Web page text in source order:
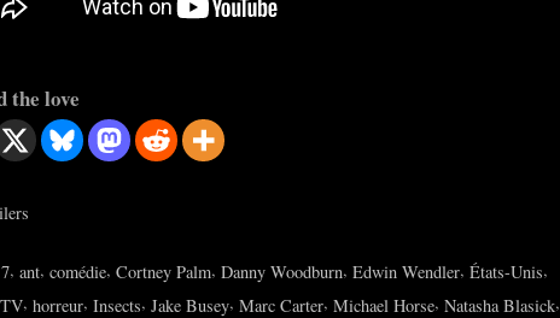
the love
, ant, comédie, Cortney Palm, Danny Woodburn, Edwin Wendler, États-Unis,
, horreur, Insects, Jake Busey, Marc Carter, Michael Horse, Natasha Blasick,